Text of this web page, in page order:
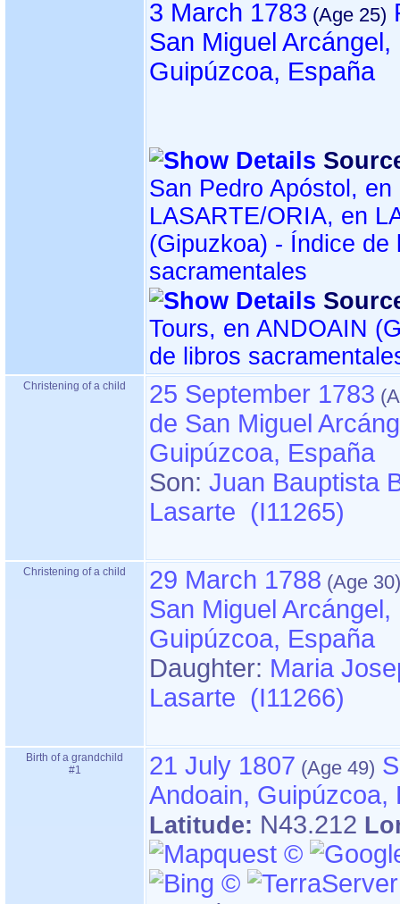
3 March 1783
San Miguel Arcángel,
Guipúzcoa, España
San Pedro Apóstol, en
LASARTE/ORIA, en
sacramentales
Tours, en ANDOAIN ‏(Gipuzkoa)‏ - Índice
de libros
Christening of a child
25 September 1783
de San Miguel
Guipúzcoa, España
Son: Juan Bauptista
Lasarte (I11265)
Christening of a child
29 March 1788
San Miguel Arcángel,
Guipúzcoa, España
Daughter: Maria
Lasarte (I11266)
Birth of a grandchild
#1
21 July 1807
Andoain, Guipúzcoa,
Latitude: N43.212